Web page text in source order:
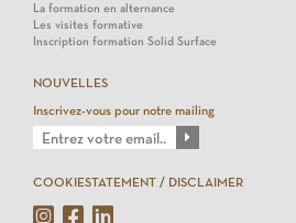
La formation en alternance
Les visites formative
Inscription formation Solid Surface
NOUVELLES
Inscrivez-vous pour notre mailing
COOKIESTATEMENT / DISCLAIMER